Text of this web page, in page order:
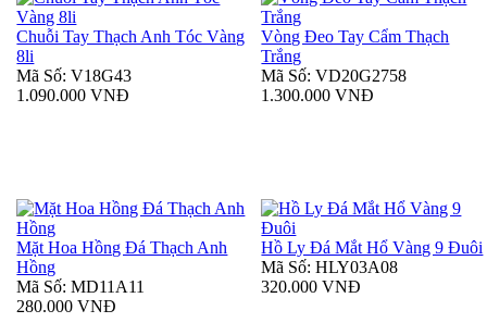
Chuỗi Tay Thạch Anh Tóc Vàng
8li
Mã Số: V18G43
1.090.000 VNĐ
Vòng Đeo Tay Cẩm Thạch
Trắng
Mã Số: VD20G2758
1.300.000 VNĐ
Mặt Hoa Hồng Đá Thạch Anh
Hồng
Mã Số: MD11A11
280.000 VNĐ
Hồ Ly Đá Mắt Hổ Vàng 9 Đuôi
Mã Số: HLY03A08
320.000 VNĐ